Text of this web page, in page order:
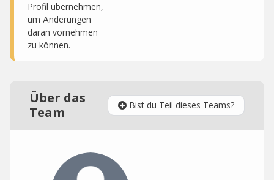
Profil übernehmen,
um Änderungen
daran vornehmen
zu können.
Über das
Team
Bist du Teil dieses Teams?